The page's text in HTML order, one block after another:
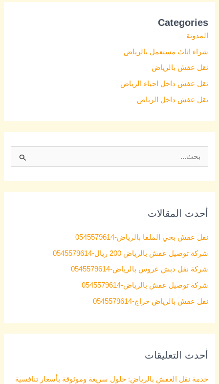
Categories
المدونة
شراء اثاث مستعمل بالرياض
نقل عفش بالرياض
نقل عفش داخل احياء الرياض
نقل عفش داخل الرياض
c
o
r
:
أحدث المقالات
نقل عفش بحي الملقا بالرياض-0545579614
شركة توصيل عفش بالرياض 200 ريال-0545579614
شركة نقل دبش عروس بالرياض-0545579614
شركة توصيل عفش بالرياض-0545579614
نقل عفش بالرياض حراج-0545579614
أحدث التعليقات
خدمة نقل العفش بالرياض: حلول سريعة وموثوقة بأسعار تنافسية